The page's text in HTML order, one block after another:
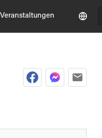
Veranstaltungen